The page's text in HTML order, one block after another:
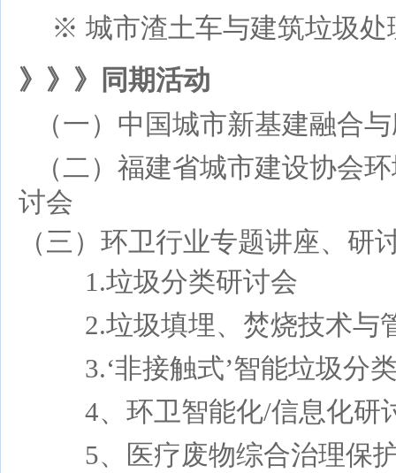
※ 城市渣土车与建筑垃圾处
》》》同期活动
（一）中国城市新基建融合
（二）福建省城市建设协会
讨会
（三） 环卫行业专题讲座、 研
1.垃圾分类研讨会
2.垃圾填埋、 焚烧技术与
3.‘非接触式’智能垃圾分
4、 环卫智能化/信息化研
5、医疗废物综合治理保